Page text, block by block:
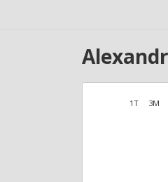
1T 3M